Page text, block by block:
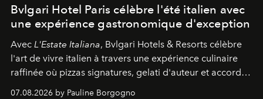
Bvlgari Hotel Paris célèbre l'été italien avec
une expérience gastronomique d'exception
Avec L'Estate Italiana, Bvlgari Hotels & Resorts célèbre
l'art de vivre italien à travers une expérience culinaire
raffinée où pizzas signatures, gelati d'auteur et accords
d'exception composent un véritable voyage sensoriel.
07.08.2026 by Pauline Borgogno